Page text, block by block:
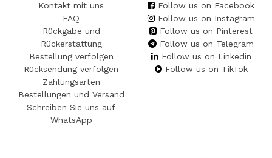
Kontakt mit uns
FAQ
Rückgabe und
Rückerstattung
Bestellung verfolgen
Rücksendung verfolgen
Zahlungsarten
Bestellungen und Versand
Schreiben Sie uns auf
WhatsApp
Follow us on Facebook
Follow us on Instagram
Follow us on Pinterest
Follow us on Telegram
Follow us on Linkedin
Follow us on TikTok